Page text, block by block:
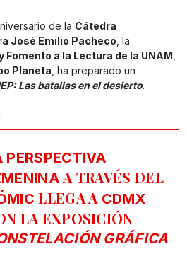
de la Cátedra
José Emilio Pacheco, la
a la Lectura de la UNAM ,
Planeta, ha preparado un
Las batallas en el desierto.
PERSPECTIVA
A TRAVÉS DEL
LLEGA A CDMX
LA EXPOSICIÓN
GRÁFICA